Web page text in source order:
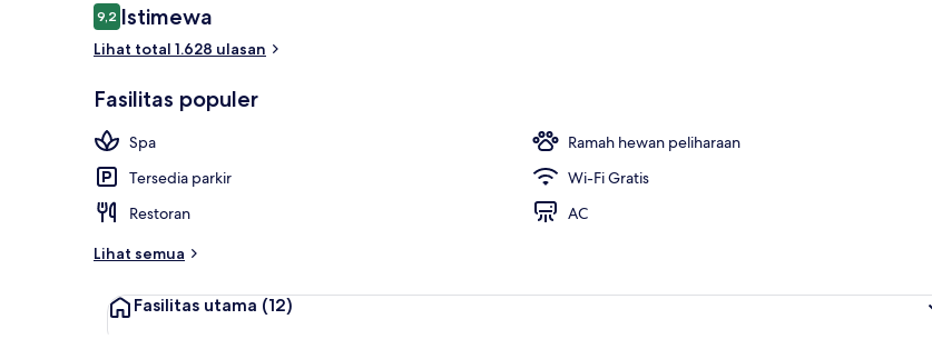
Ulasan
9,29,2 dari 10
Istimewa
Lihat total 1.628 ulasan
Fasilitas populer
Spa
Ramah hewan peliharaan
Tersedia parkir
Wi-Fi Gratis
Restoran
AC
Lihat semua
Fasilitas utama (12)